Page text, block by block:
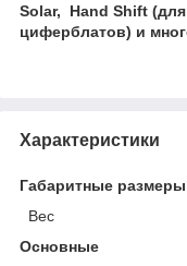
Solar, Hand Shift
циферблатов) и
Характеристики
Габаритные размеры
Вес
Основные